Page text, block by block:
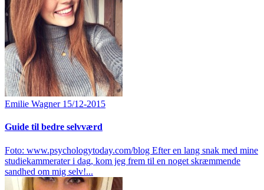
Emilie Wagner 15/12-2015
Guide til bedre selvværd
Foto: www.psychologytoday.com/blog Efter en lang snak med mine
studiekammerater i dag, kom jeg frem til en noget skræmmende
sandhed om mig selv!...